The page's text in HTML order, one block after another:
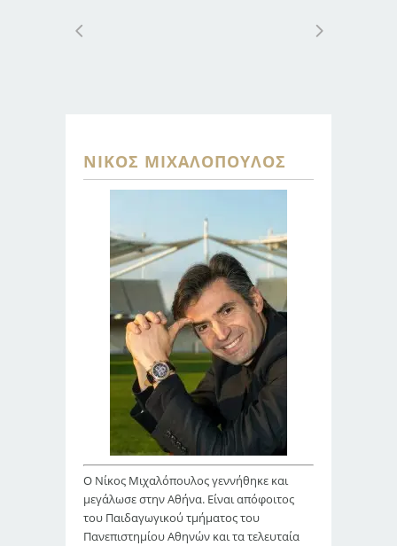
ΝΊΚΟΣ ΜΙΧΑΛΌΠΟΥΛΟΣ
Ο Νίκος Μιχαλόπουλος γεννήθηκε και
μεγάλωσε στην Αθήνα. Είναι απόφοιτος
του Παιδαγωγικού τμήματος του
Πανεπιστημίου Αθηνών και τα τελευταία